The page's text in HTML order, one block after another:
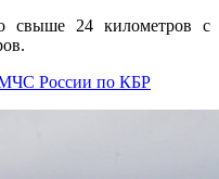
свыше 24 километров с
МЧС России по КБР